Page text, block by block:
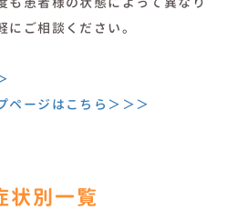
にご相談ください。
ページはこちら＞＞＞
状別一覧